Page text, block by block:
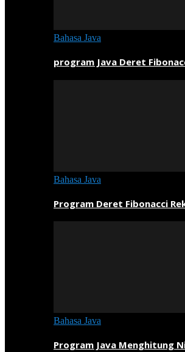
Bahasa Java
program Java Deret
Bahasa Java
Program Deret Fibonacci
Bahasa Java
Program Java Menghitung